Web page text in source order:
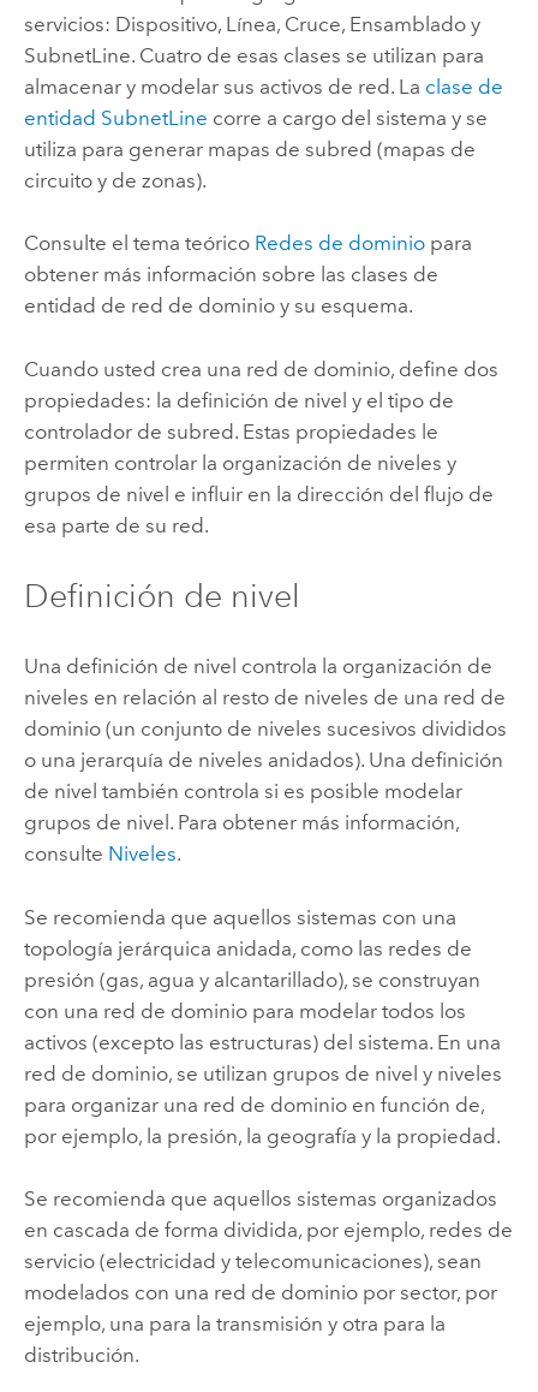
servicios: Dispositivo, Línea, Cruce, Ensamblado y
SubnetLine. Cuatro de esas clases se utilizan para
almacenar y modelar sus activos de red. La clase de
entidad SubnetLine corre a cargo del sistema y se
utiliza para generar mapas de subred (mapas de
circuito y de zonas).
Consulte el tema teórico Redes de dominiopara
obtener más información sobre las clases de
entidad de red de dominio y su esquema.
Cuando usted crea una red de dominio, define dos
propiedades: la definición de nivel y el tipo de
controlador de subred. Estas propiedades le
permiten controlar la organización de niveles y
grupos de nivel e influir en la dirección del flujo de
esa parte de su red.
Definición de nivel
Una definición de nivel controla la organización de
niveles en relación al resto de niveles de una red de
dominio (un conjunto de niveles sucesivos divididos
o una jerarquía de niveles anidados). Una definición
de nivel también controla si es posible modelar
grupos de nivel. Para obtener más información,
consulte Niveles.
Se recomienda que aquellos sistemas con una
topología jerárquica anidada, como las redes de
presión (gas, agua y alcantarillado), se construyan
con una red de dominio para modelar todos los
activos (excepto las estructuras) del sistema. En una
red de dominio, se utilizan grupos de nivel y niveles
para organizar una red de dominio en función de,
por ejemplo, la presión, la geografía y la propiedad.
Se recomienda que aquellos sistemas organizados
en cascada de forma dividida, por ejemplo, redes de
servicio (electricidad y telecomunicaciones), sean
modelados con una red de dominio por sector, por
ejemplo, una para la transmisión y otra para la
distribución.